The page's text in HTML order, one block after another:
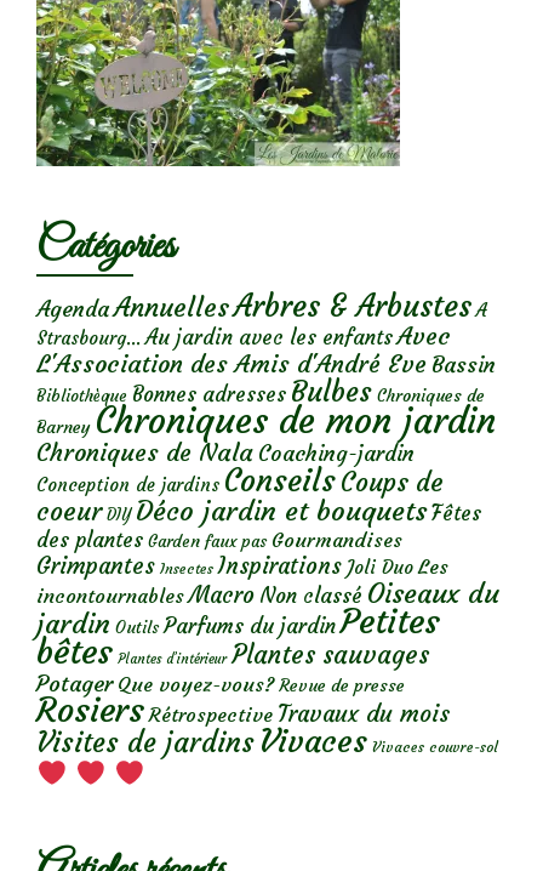
Catégories
AgendaAnnuellesArbres & Arbustes A
Strasbourg... Au jardin avec les enfantsAvec
L'Association des Amis d'André Eve Bassin
Bibliothèque Bonnes adresses Bulbes Chroniques de
Barney Chroniques de mon jardin
Chroniques de Nala Coaching-jardin
Conception de jardins ConseilsCoups de
coeur DIY Déco jardin et bouquetsFêtes
des plantes Garden faux pas Gourmandises
Grimpantes Insectes Inspirations Joli Duo Les
incontournables Macro Non classé Oiseaux du
jardin Outils Parfums du jardinPetites
bêtes Plantes d’intérieur Plantes sauvages
Potager Que voyez-vous? Revue de presse
Rosiers Rétrospective Travaux du mois
Visites de jardins Vivaces Vivaces couvre-sol